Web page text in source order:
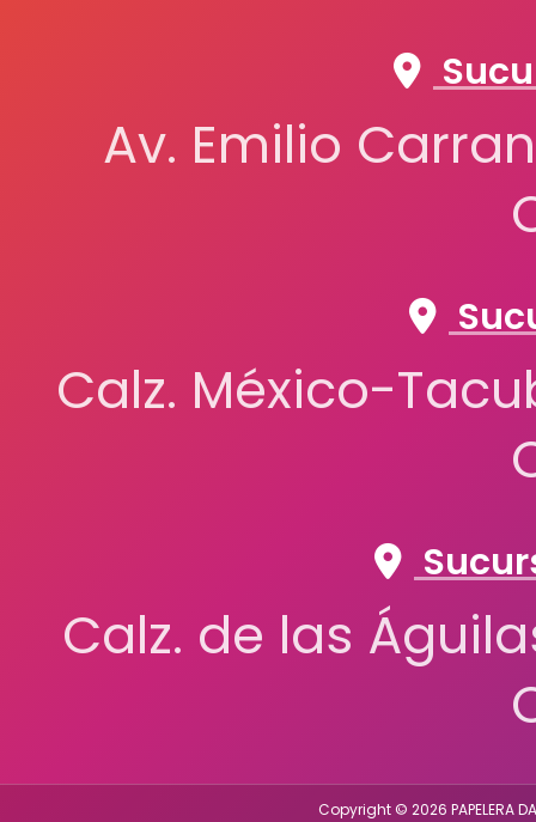
Av. Emilio
Calz. México-
Calz. de las
Copyright © 2026 PAPELERA